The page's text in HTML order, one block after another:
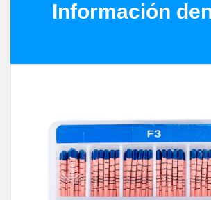
Información